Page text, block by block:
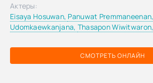
СМОТРЕТЬ ОНЛАЙН
Актеры:
Eisaya Hosuwan, Panuwat Premmaneenan,
Udomkaewkanjana, Thasapon Wiwitwaron,